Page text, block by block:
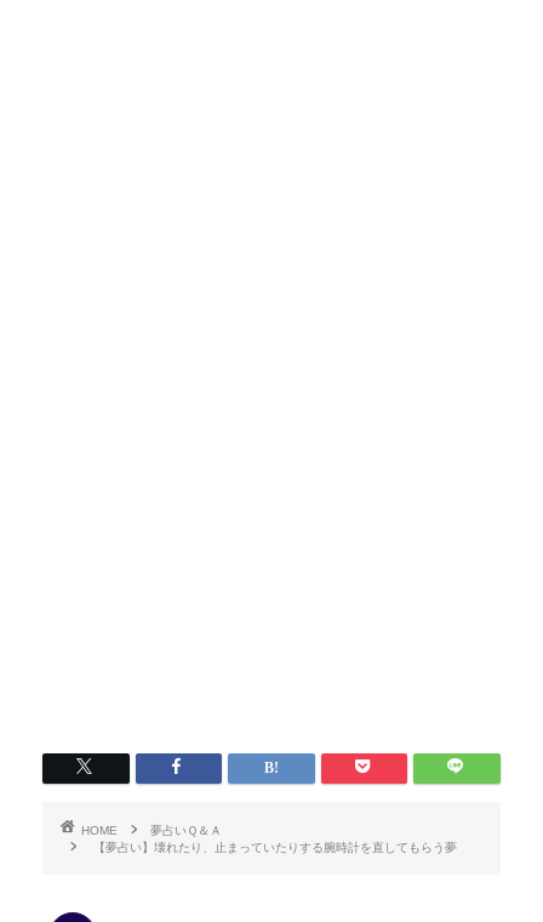
HOME
夢占いＱ＆Ａ
【夢占い】壊れたり、止まっていたりする腕時計を直してもらう夢